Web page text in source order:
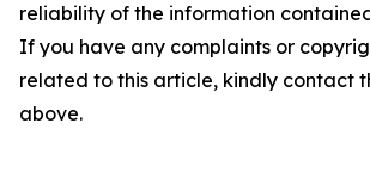
reliability of the information
If you have any complaints or
related to this article, kindly contact
above.